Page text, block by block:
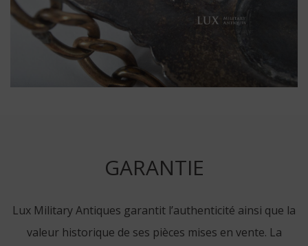
GARANTIE
Lux Military Antiques garantit l’authenticité ainsi que la
valeur historique de ses pièces mises en vente. La